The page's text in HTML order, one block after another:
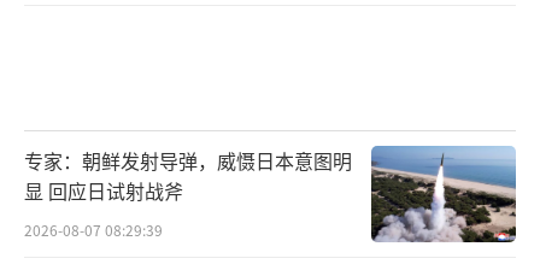
专家：朝鲜发射导弹，威慑日本意图明
显 回应日试射战斧
2026-08-07 08:29:39